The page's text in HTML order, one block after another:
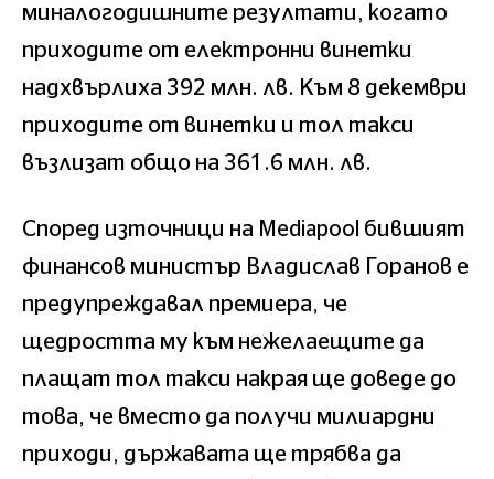
миналогодишните резултати, когато
приходите от електронни винетки
надхвърлиха 392 млн. лв. Към 8 декември
приходите от винетки и тол такси
възлизат общо на 361.6 млн. лв.
Според източници на Mediapool бившият
финансов министър Владислав Горанов е
предупреждавал премиера, че
щедростта му към нежелаещите да
плащат тол такси накрая ще доведе до
това, че вместо да получи милиардни
приходи, държавата ще трябва да